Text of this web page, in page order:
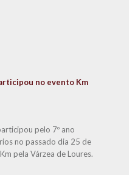
no evento Km
pelo 7º ano
no passado dia 25 de
pela Várzea de Loures.